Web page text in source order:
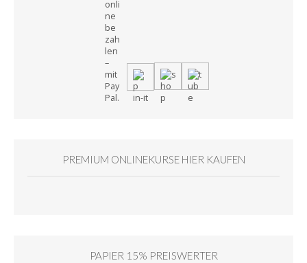
PREMIUM ONLINEKURSE HIER KAUFEN
PAPIER 15% PREISWERTER